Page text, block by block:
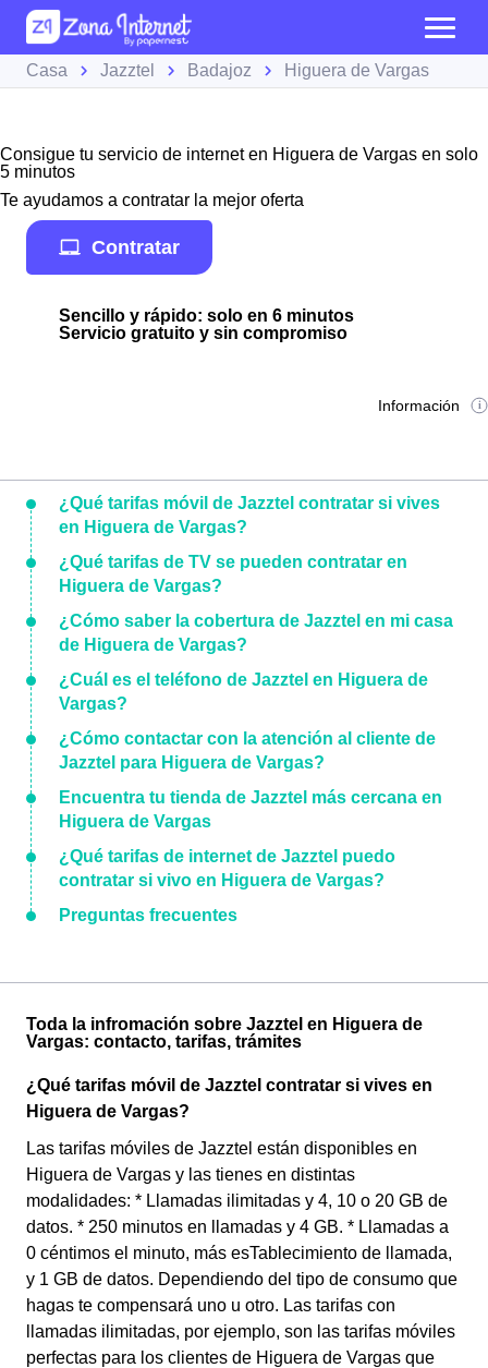
Casa Jazztel Badajoz Higuera de Vargas
Consigue tu servicio de internet en Higuera de Vargas en solo
5 minutos
Te ayudamos a contratar la mejor oferta
Contratar
Sencillo y rápido: solo en 6 minutos
Servicio gratuito y sin compromiso
Información
¿Qué tarifas móvil de Jazztel contratar si vives
en Higuera de Vargas?
¿Qué tarifas de TV se pueden contratar en
Higuera de Vargas?
¿Cómo saber la cobertura de Jazztel en mi casa
de Higuera de Vargas?
¿Cuál es el teléfono de Jazztel en Higuera de
Vargas?
¿Cómo contactar con la atención al cliente de
Jazztel para Higuera de Vargas?
Encuentra tu tienda de Jazztel más cercana en
Higuera de Vargas
¿Qué tarifas de internet de Jazztel puedo
contratar si vivo en Higuera de Vargas?
Preguntas frecuentes
Toda la infromación sobre Jazztel en Higuera de
Vargas: contacto, tarifas, trámites
¿Qué tarifas móvil de Jazztel contratar si vives en
Higuera de Vargas?
Las tarifas móviles de Jazztel están disponibles en
Higuera de Vargas y las tienes en distintas
modalidades: * Llamadas ilimitadas y 4, 10 o 20 GB de
datos. * 250 minutos en llamadas y 4 GB. * Llamadas a
0 céntimos el minuto, más esTablecimiento de llamada,
y 1 GB de datos. Dependiendo del tipo de consumo que
hagas te compensará uno u otro. Las tarifas con
llamadas ilimitadas, por ejemplo, son las tarifas móviles
perfectas para los clientes de Higuera de Vargas que